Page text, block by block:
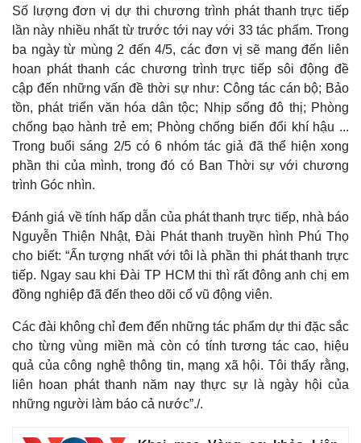
Thế giới
Quan sát
Cuộc sống đó đây
Hồ sơ
Multimedia
Video
Ảnh
E-Magazine
Infographic
Số lượng đơn vị dự thi chương trình phát thanh trực tiếp
lần này nhiều nhất từ trước tới nay với 33 tác phẩm. Trong
ba ngày từ mùng 2 đến 4/5, các đơn vị sẽ mang đến liên
hoan phát thanh các chương trình trực tiếp sôi động đề
cập đến những vấn đề thời sự như: Công tác cán bộ; Bảo
tồn, phát triển văn hóa dân tộc; Nhịp sống đô thị; Phòng
chống bạo hành trẻ em; Phòng chống biến đổi khí hậu ...
Trong buổi sáng 2/5 có 6 nhóm tác giả đã thể hiện xong
phần thi của mình, trong đó có Ban Thời sự với chương
trình Góc nhìn.
Đánh giá về tính hấp dẫn của phát thanh trực tiếp, nhà báo
Nguyễn Thiện Nhật, Đài Phát thanh truyền hình Phú Thọ
cho biết: “Ấn tượng nhất với tôi là phần thi phát thanh trực
tiếp. Ngay sau khi Đài TP HCM thi thì rất đông anh chị em
đồng nghiệp đã đến theo dõi cổ vũ động viên.
Các đài không chỉ đem đến những tác phẩm dự thi đặc sắc
cho từng vùng miền mà còn có tính tương tác cao, hiệu
quả của công nghệ thông tin, mạng xã hội. Tôi thấy rằng,
liên hoan phát thanh năm nay thực sự là ngày hội của
những người làm báo cả nước”./.